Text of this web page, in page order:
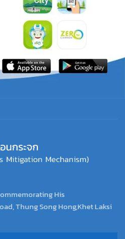
His
Thung Song Hong,Khet Laksi